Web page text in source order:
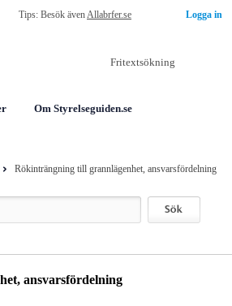
Tips: Besök ävenAllabrfer.se Logga in
Om Styrelseguiden.se
Rökinträngning till grannlägenhet, ansvarsfördelning
ansvarsfördelning